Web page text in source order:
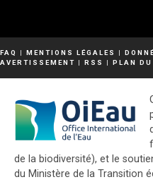
FAQ | MENTIONS LÉGALES |
AVERTISSEMENT | RSS | PLAN
de la biodiversité), et le
du Ministère de la Transition